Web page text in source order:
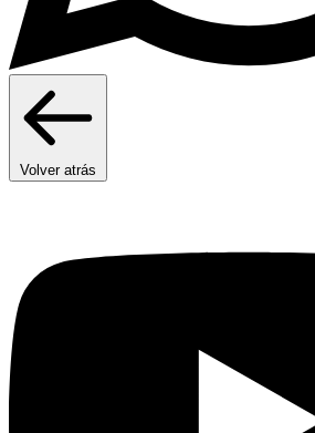
Volver atrás